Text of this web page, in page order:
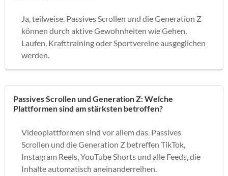
Ja, teilweise. Passives Scrollen und die Generation Z
können durch aktive Gewohnheiten wie Gehen,
Laufen, Krafttraining oder Sportvereine ausgeglichen
werden.
Passives Scrollen und Generation Z: Welche
Plattformen sind am stärksten betroffen?
Videoplattformen sind vor allem das. Passives
Scrollen und die Generation Z betreffen TikTok,
Instagram Reels, YouTube Shorts und alle Feeds, die
Inhalte automatisch aneinanderreihen.